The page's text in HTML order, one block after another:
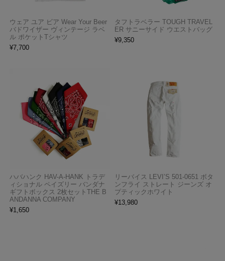
ウェア ユア ビア Wear Your Beer
バドワイザー ヴィンテージ ラベ
ル ポケットTシャツ
¥7,700
タフトラベラー TOUGH TRAVEL
ER サニーサイド ウエストバッグ
¥9,350
ハバハンク HAV-A-HANK トラデ
ィショナル ペイズリー バンダナ
ギフトボックス 2枚セットTHE B
ANDANNA COMPANY
¥1,650
リーバイス LEVI’S 501-0651 ボタ
ンフライ ストレート ジーンズ オ
プティックホワイト
¥13,980